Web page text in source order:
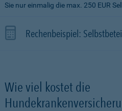
Sie nur einmalig die max. 250 EUR
Rechenbeispiel:
Wie viel kostet die